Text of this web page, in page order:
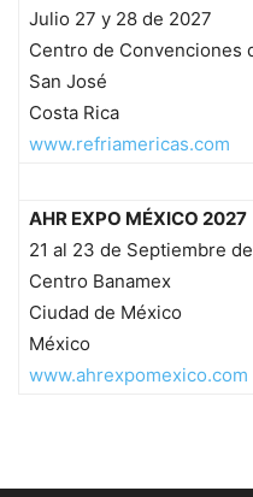
Julio 27 y 28 de 2027
Centro de Convenciones
San José
Costa Rica
www.refriamericas.com
AHR EXPO MÉXICO 2027
21 al 23 de Septiembre
Centro Banamex
Ciudad de México
México
www.ahrexpomexico.com